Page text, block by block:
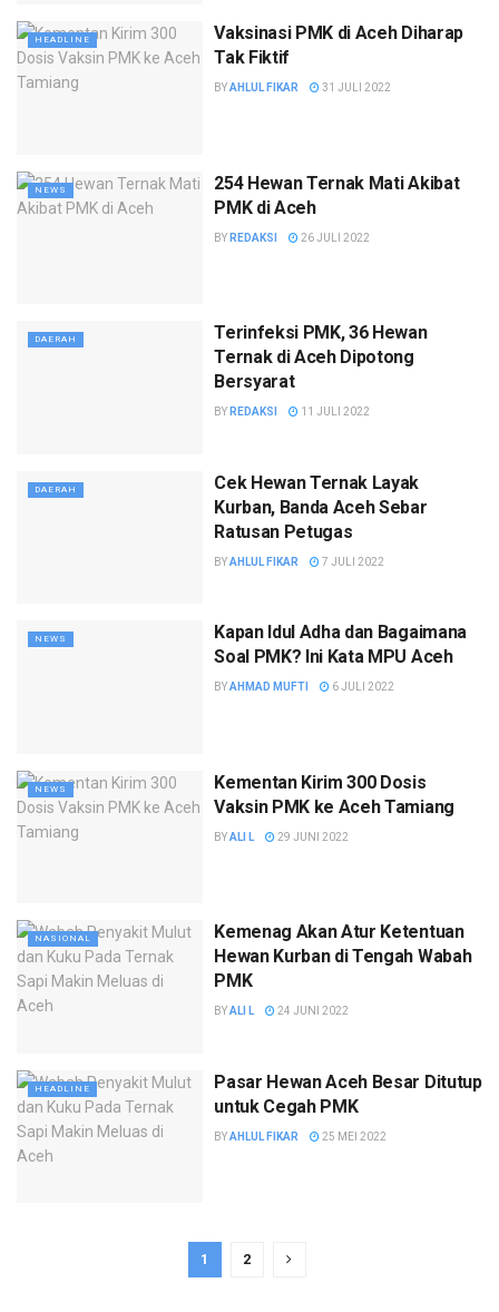
HEADLINE
Vaksinasi PMK di Aceh Diharap
Tak Fiktif
BYAHLUL FIKAR 31 JULI 2022
NEWS
254 Hewan Ternak Mati Akibat
PMK di Aceh
BY REDAKSI 26 JULI 2022
DAERAH
Terinfeksi PMK, 36 Hewan
Ternak di Aceh Dipotong
Bersyarat
BY REDAKSI 11 JULI 2022
DAERAH
Cek Hewan Ternak Layak
Kurban, Banda Aceh Sebar
Ratusan Petugas
BYAHLUL FIKAR 7 JULI 2022
NEWS
Kapan Idul Adha dan Bagaimana
Soal PMK? Ini Kata MPU Aceh
BYAHMAD MUFTI 6 JULI 2022
NEWS
Kementan Kirim 300 Dosis
Vaksin PMK ke Aceh Tamiang
BYALI L 29 JUNI 2022
NASIONAL
Kemenag Akan Atur Ketentuan
Hewan Kurban di Tengah Wabah
PMK
BYALI L 24 JUNI 2022
HEADLINE
Pasar Hewan Aceh Besar Ditutup
untuk Cegah PMK
BYAHLUL FIKAR 25 MEI 2022
1 2